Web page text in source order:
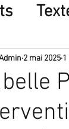
2 mai 2025 1